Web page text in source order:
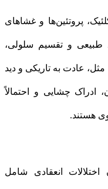
پروتئین‌ها و غشاهای
و تقسیم سلولی،
عادت به تاریكی و دید
ادراک چشایی و احتمالاً
هستند.
انعقادی شامل